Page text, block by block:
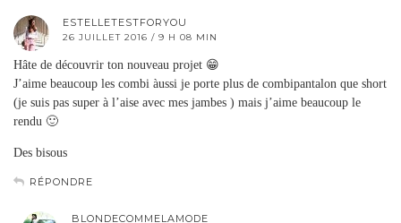
ESTELLETESTFORYOU
26 JUILLET 2016 / 9 H 08 MIN
Hâte de découvrir ton nouveau projet 😁
J’aime beaucoup les combi àussi je porte plus de combipantalon que short
(je suis pas super à l’aise avec mes jambes ) mais j’aime beaucoup le
rendu 🙂
Des bisous
RÉPONDRE
BLONDECOMMELAMODE